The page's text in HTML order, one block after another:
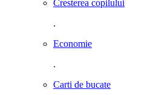
Cresterea copilului
.
Economie
.
Carti de bucate